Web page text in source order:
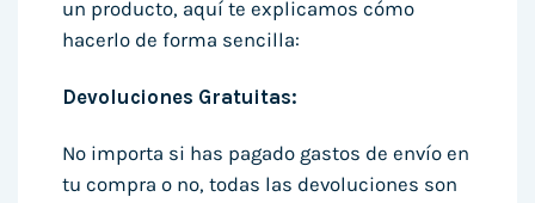
un producto, aquí te explicamos cómo
hacerlo de forma sencilla:
Devoluciones Gratuitas:
No importa si has pagado gastos de envío en
tu compra o no, todas las devoluciones son